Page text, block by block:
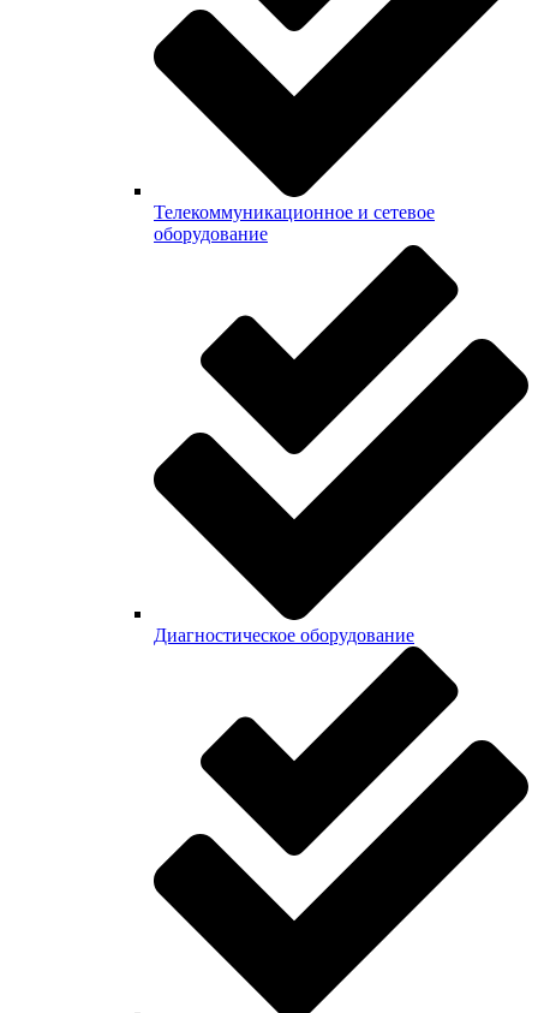
Телекоммуникационное и сетевое
оборудование
Диагностическое оборудование